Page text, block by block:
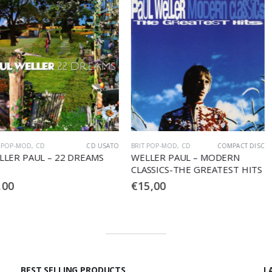
CD USATO
DREAMS
COMPACT DISC
BRIT POP-MOD,
WELLER PAUL – MODERN
CLASSICS-THE GREATEST HITS
BRIT POP-MOD,
WELLER
BEST SELLING PRODUCTS